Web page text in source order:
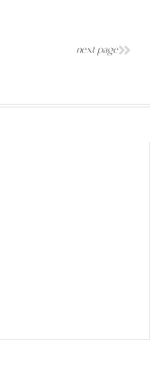
next page